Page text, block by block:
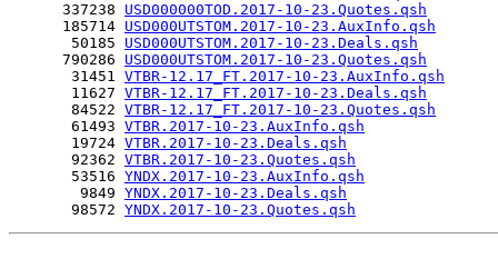
      337238
USD000000TOD.2017-10-23.Quotes.qsh
      185714
USD000UTSTOM.2017-10-23.AuxInfo.qsh
       50185
USD000UTSTOM.2017-10-23.Deals.qsh
      790286
USD000UTSTOM.2017-10-23.Quotes.qsh
       31451
VTBR-12.17_FT.2017-10-23.AuxInfo.qsh
       11627
VTBR-12.17_FT.2017-10-23.Deals.qsh
       84522
VTBR-12.17_FT.2017-10-23.Quotes.qsh
       61493
VTBR.2017-10-23.AuxInfo.qsh
       19724
VTBR.2017-10-23.Deals.qsh
       92362
VTBR.2017-10-23.Quotes.qsh
       53516
YNDX.2017-10-23.AuxInfo.qsh
        9849
YNDX.2017-10-23.Deals.qsh
       98572
YNDX.2017-10-23.Quotes.qsh